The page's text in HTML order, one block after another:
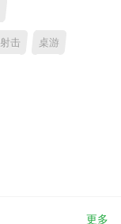
射击 桌游
更多